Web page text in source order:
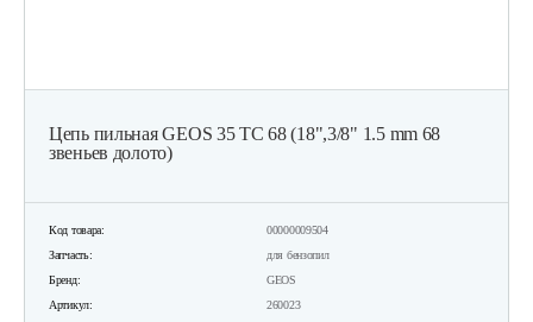
Цепь пильная GEOS 35 ТС 68 (18",3/8" 1.5 mm 68
звеньев долото)
Код товара:
00000009504
Запчасть:
для бензопил
Бренд:
GEOS
Артикул:
260023